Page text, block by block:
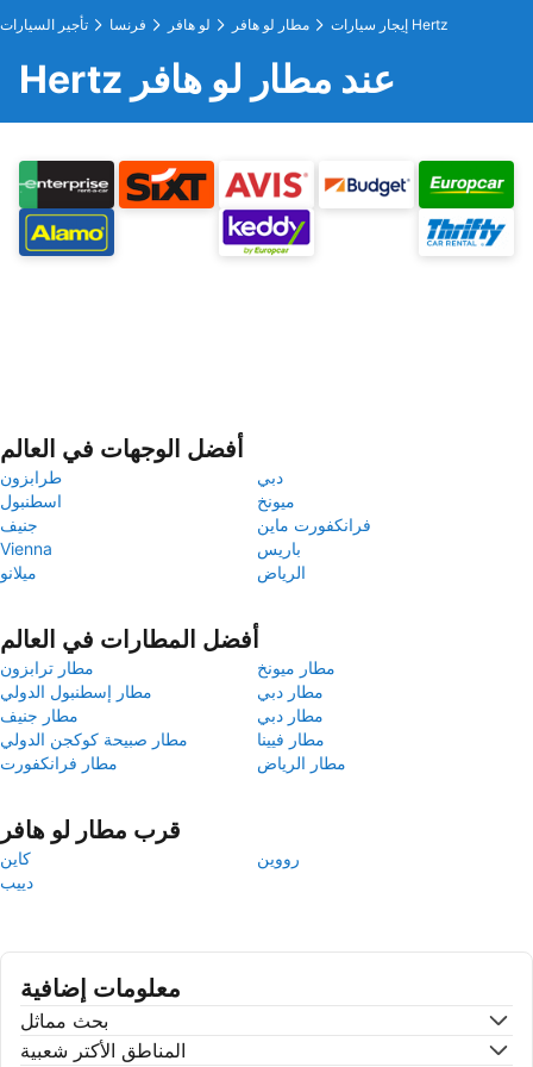
تأجير السيارات فرنسا لو هافر مطار لو هافر إيجار سيارات Hertz
Hertz عند مطار لو هافر
أفضل الوجهات في العالم
طرابزون
دبي
اسطنبول
ميونخ
جنيف
فرانكفورت ماين
Vienna
باريس
ميلانو
الرياض
أفضل المطارات في العالم
مطار ترابزون
مطار ميونخ
مطار إسطنبول الدولي
مطار دبي
مطار جنيف
مطار دبي
مطار صبيحة كوكجن الدولي
مطار فيينا
مطار فرانكفورت
مطار الرياض
قرب مطار لو هافر
كاين
رووين
دييب
معلومات إضافية
بحث مماثل
المناطق الأكتر شعبية